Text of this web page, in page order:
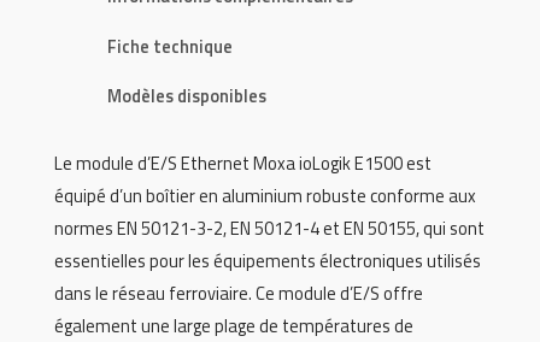
Fiche technique
Modèles disponibles
Le module d’E/S Ethernet Moxa ioLogik E1500 est
équipé d’un boîtier en aluminium robuste conforme aux
normes EN 50121-3-2, EN 50121-4 et EN 50155, qui sont
essentielles pour les équipements électroniques utilisés
dans le réseau ferroviaire. Ce module d’E/S offre
également une large plage de températures de